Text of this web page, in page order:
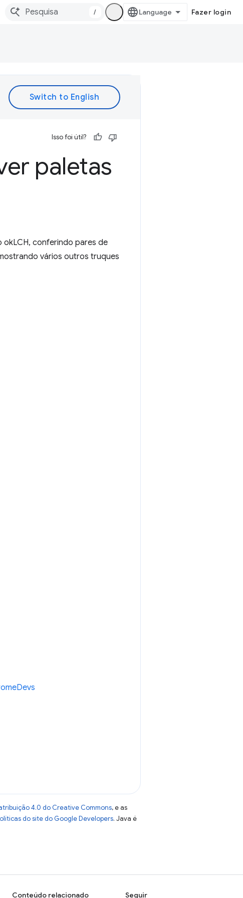
/ Fazer login
Isso foi útil?
paletas
okLCH, conferindo pares de
vários outros truques
4.0 do Creative Commons, e as
do site do Google Developers. Java é
Conteúdo relacionado Seguir